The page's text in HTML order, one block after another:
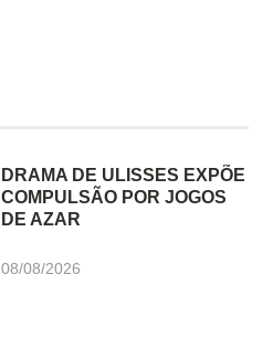
DRAMA DE ULISSES EXPÕE
COMPULSÃO POR JOGOS
DE AZAR
08/08/2026